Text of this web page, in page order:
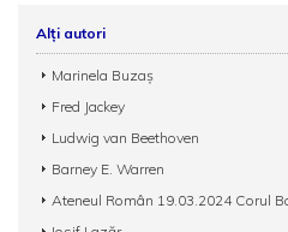
Alți autori
Marinela Buzaș
Fred Jackey
Ludwig van Beethoven
Barney E. Warren
Ateneul Român 19.03.2024 Corul